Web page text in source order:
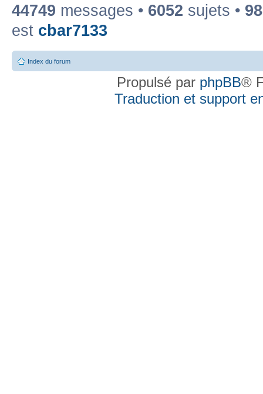
44749 messages • 6052 sujets •
est cbar7133
Index du forum
Propulsé par phpBB®
Traduction et support